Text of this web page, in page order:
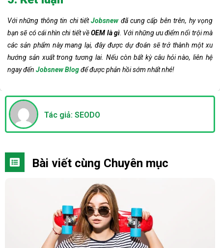
Với những thông tin chi tiếtJobsnewđã cung cấp bên trên, hy vọng
bạn sẽ có cái nhìn chi tiết vềOEM là gì. Với những ưu điểm nổi trội mà
các sản phẩm này mang lại, đây được dự đoán sẽ trở thành một xu
hướng sản xuất trong tương lai. Nếu còn bất kỳ câu hỏi nào, liên hệ
ngay đến Jobsnew Blogđể được phản hồi sớm nhất nhé!
Tác giả: SEODO
Bài viết cùng Chuyên mục